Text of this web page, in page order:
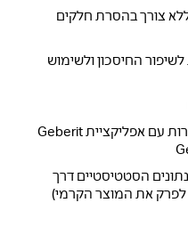
צורך בהסרת חלקים
החיסכון ולשימוש
ממשק Bluetooth®‎ מובנה להתחברות עם אפליקציית Geberit
הסטטיסטיים דרך